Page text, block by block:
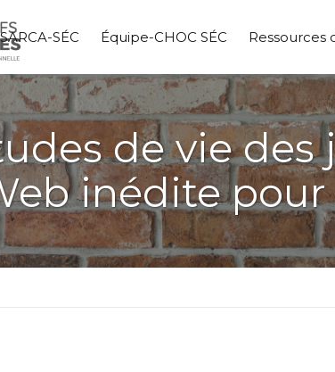
SÉC Équipe-CHOC SÉC Ressources
de vie des
inédite pour